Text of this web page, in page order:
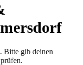
Bitte gib deinen